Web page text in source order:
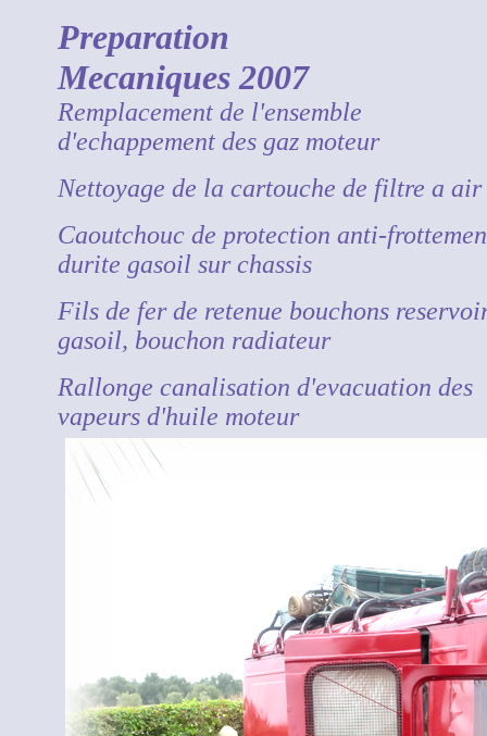
Preparation
Mecaniques 2007
Remplacement de l'ensemble
d'echappement des gaz moteur
Nettoyage de la cartouche de filtre a air
Caoutchouc de protection anti-
durite gasoil sur chassis
Fils de fer de retenue bouchons
gasoil, bouchon radiateur
Rallonge canalisation d'evacuation des
vapeurs d'huile moteur